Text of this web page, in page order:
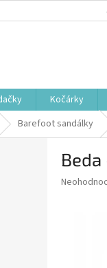
Kočárky
Barefoot sandálky
Průměrné